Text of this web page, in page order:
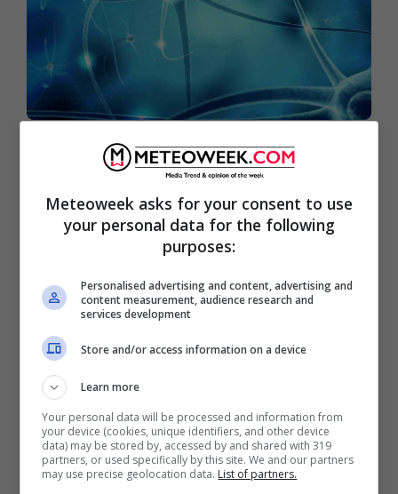
Neuralink ha già registrato ben
1.500 decessi animali per
accelerare il suo progetto:
quando si fermerà?
Meteoweek asks for your consent to use
your personal data for the following
purposes:
Personalised advertising and content, advertising and
content measurement, audience research and
services development
Store and/or access information on a device
Learn more
Your personal data will be processed and information from
your device (cookies, unique identifiers, and other device
data) may be stored by, accessed by and shared with 319
partners, or used specifically by this site. We and our partners
may use precise geolocation data. List of partners.